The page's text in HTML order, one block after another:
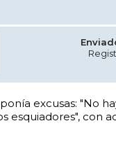
excusas: "No
esquiadores", con